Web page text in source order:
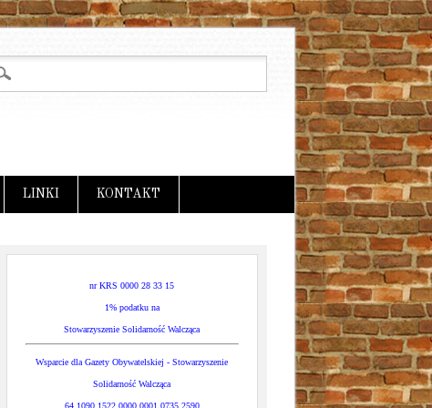
LINKI KONTAKT
nr KRS 0000 28 33 15
1% podatku na
Stowarzyszenie Solidarność Walcząca
Wsparcie dla Gazety Obywatelskiej - Stowarzyszenie
Solidarność Walcząca
64 1090 1522 0000 0001 0735 2590